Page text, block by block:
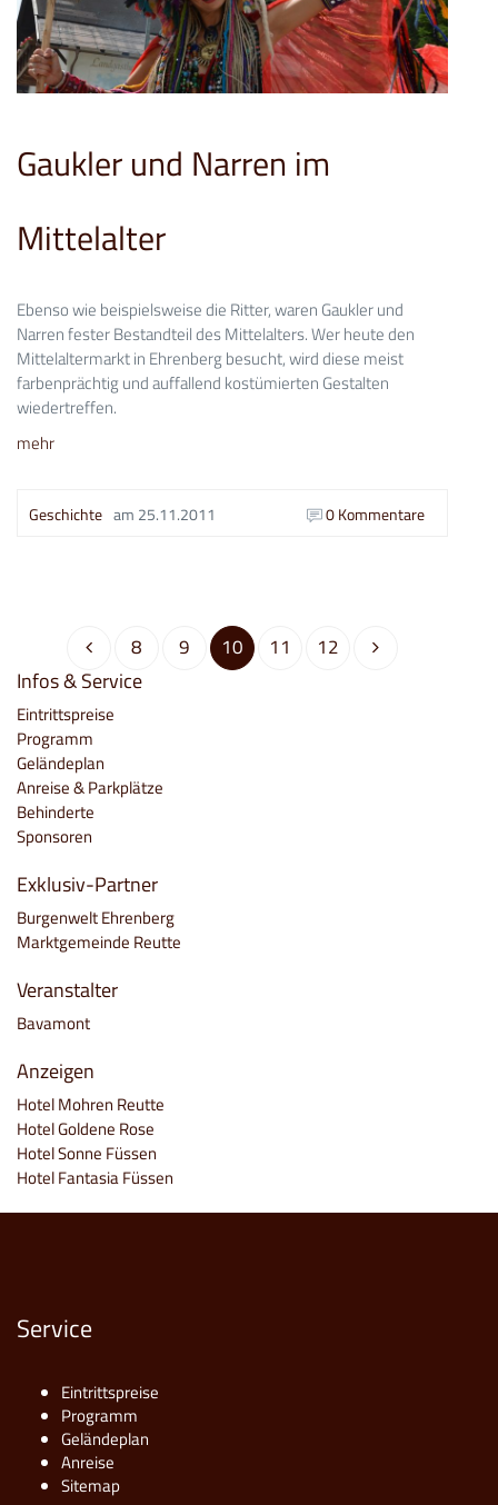
Gaukler und Narren im
Mittelalter
Ebenso wie beispielsweise die Ritter, waren Gaukler und
Narren fester Bestandteil des Mittelalters. Wer heute den
Mittelaltermarkt in Ehrenberg besucht, wird diese meist
farbenprächtig und auffallend kostümierten Gestalten
wiedertreffen.
mehr
Geschichte am 25.11.2011 0 Kommentare
8 9 10 11 12
Infos & Service
Eintrittspreise
Programm
Geländeplan
Anreise & Parkplätze
Behinderte
Sponsoren
Exklusiv-Partner
Burgenwelt Ehrenberg
Marktgemeinde Reutte
Veranstalter
Bavamont
Anzeigen
Hotel Mohren Reutte
Hotel Goldene Rose
Hotel Sonne Füssen
Hotel Fantasia Füssen
Service
Eintrittspreise
Programm
Geländeplan
Anreise
Sitemap